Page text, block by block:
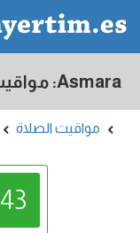
مواقيت الصلاة
42